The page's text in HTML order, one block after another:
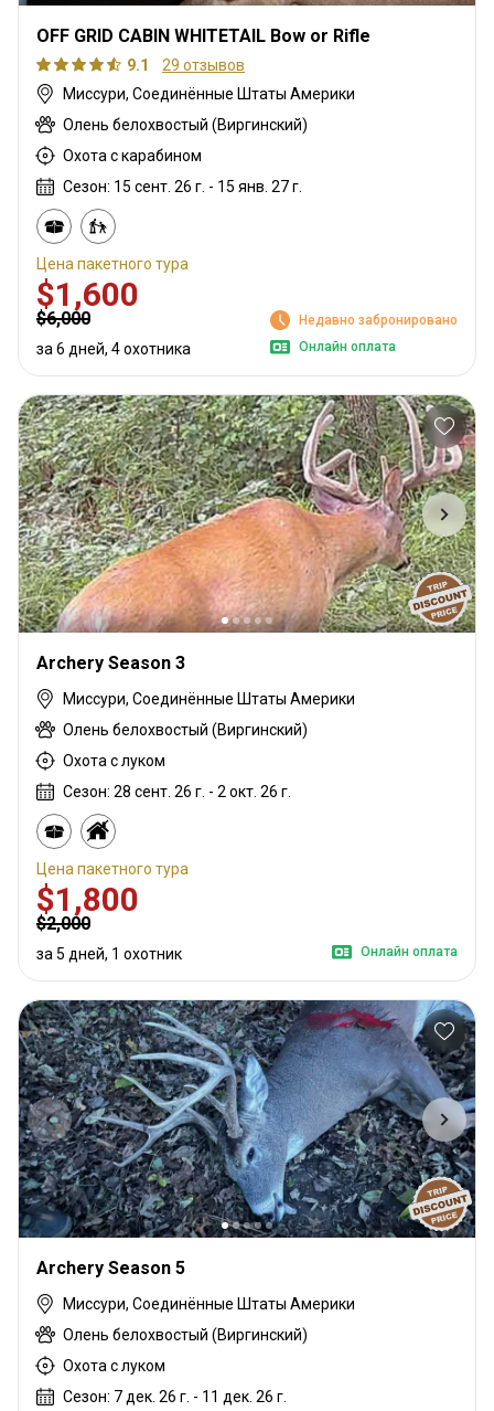
OFF GRID CABIN WHITETAIL Bow or Rifle
9.1
29 отзывов
Миссури, Соединённые Штаты Америки
Олень белохвостый (Виргинский)
Охота с карабином
Сезон: 15 сент. 26 г. - 15 янв. 27 г.
Цена пакетного тура
$1,600
$6,000
за 6 дней, 4 охотника
Недавно забронировано
Онлайн оплата
Archery Season 3
Миссури, Соединённые Штаты Америки
Олень белохвостый (Виргинский)
Охота с луком
Сезон: 28 сент. 26 г. - 2 окт. 26 г.
Цена пакетного тура
$1,800
$2,000
за 5 дней, 1 охотник Онлайн оплата
Archery Season 5
Миссури, Соединённые Штаты Америки
Олень белохвостый (Виргинский)
Охота с луком
Сезон: 7 дек. 26 г. - 11 дек. 26 г.